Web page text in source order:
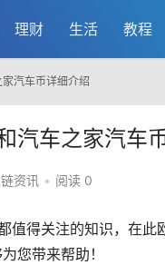
理财 生活 教程
汽车币详细介绍
汽车之家汽车
链资讯 • 阅读 0
值得关注的知识，在此
您带来帮助！